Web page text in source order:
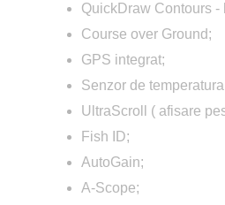
QuickDraw Contours -
Course over Ground;
GPS integrat;
Senzor de
UltraScroll ( afisare
Fish ID;
AutoGain;
A-Scope;